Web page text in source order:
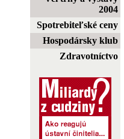
2004
Spotrebiteľské ceny
Hospodársky klub
Zdravotníctvo